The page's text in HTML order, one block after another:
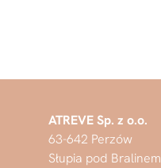
ATREVE Sp. z o.o.
63-642 Perzów
Słupia pod Bralinem